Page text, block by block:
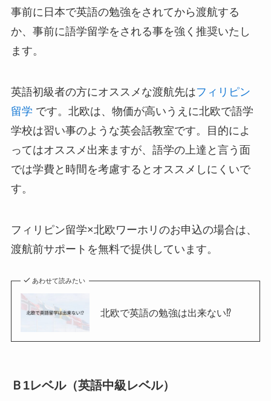
事前に日本で英語の勉強をされてから渡航する
か、事前に語学留学をされる事を強く推奨いたし
ます。
英語初級者の方にオススメな渡航先はフィリピン
留学 です。北欧は、物価が高いうえに北欧で語学
学校は習い事のような英会話教室です。目的によ
ってはオススメ出来ますが、語学の上達と言う面
では学費と時間を考慮するとオススメしにくいで
す。
フィリピン留学×北欧ワーホリのお申込の場合は、
渡航前サポートを無料で提供しています。
あわせて読みたい
北欧で英語の勉強は出来ない⁉
Ｂ1レベル（英語中級レベル）